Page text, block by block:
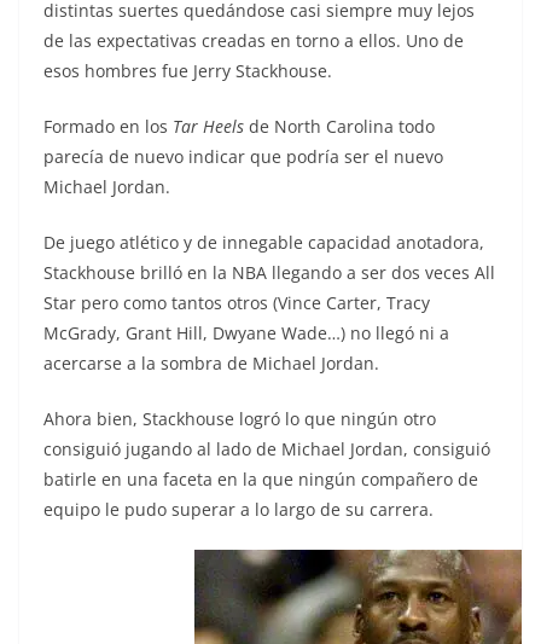
distintas suertes quedándose casi siempre muy lejos
de las expectativas creadas en torno a ellos. Uno de
esos hombres fue Jerry Stackhouse.
Formado en los Tar Heels de North Carolina todo
parecía de nuevo indicar que podría ser el nuevo
Michael Jordan.
De juego atlético y de innegable capacidad anotadora,
Stackhouse brilló en la NBA llegando a ser dos veces All
Star pero como tantos otros (Vince Carter, Tracy
McGrady, Grant Hill, Dwyane Wade…) no llegó ni a
acercarse a la sombra de Michael Jordan.
Ahora bien, Stackhouse logró lo que ningún otro
consiguió jugando al lado de Michael Jordan, consiguió
batirle en una faceta en la que ningún compañero de
equipo le pudo superar a lo largo de su carrera.